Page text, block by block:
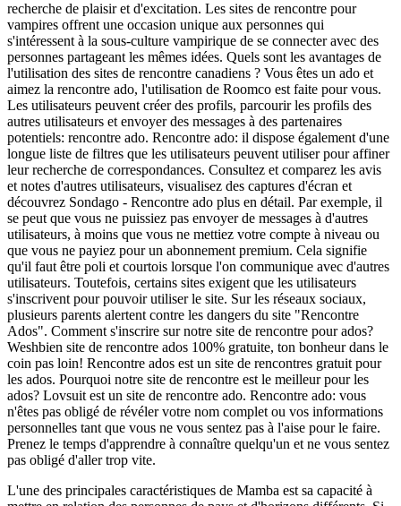
recherche de plaisir et d'excitation. Les sites de rencontre pour
vampires offrent une occasion unique aux personnes qui
s'intéressent à la sous-culture vampirique de se connecter avec des
personnes partageant les mêmes idées. Quels sont les avantages de
l'utilisation des sites de rencontre canadiens ? Vous êtes un ado et
aimez la rencontre ado, l'utilisation de Roomco est faite pour vous.
Les utilisateurs peuvent créer des profils, parcourir les profils des
autres utilisateurs et envoyer des messages à des partenaires
potentiels: rencontre ado. Rencontre ado: il dispose également d'une
longue liste de filtres que les utilisateurs peuvent utiliser pour affiner
leur recherche de correspondances. Consultez et comparez les avis
et notes d'autres utilisateurs, visualisez des captures d'écran et
découvrez Sondago - Rencontre ado plus en détail. Par exemple, il
se peut que vous ne puissiez pas envoyer de messages à d'autres
utilisateurs, à moins que vous ne mettiez votre compte à niveau ou
que vous ne payiez pour un abonnement premium. Cela signifie
qu'il faut être poli et courtois lorsque l'on communique avec d'autres
utilisateurs. Toutefois, certains sites exigent que les utilisateurs
s'inscrivent pour pouvoir utiliser le site. Sur les réseaux sociaux,
plusieurs parents alertent contre les dangers du site "Rencontre
Ados". Comment s'inscrire sur notre site de rencontre pour ados?
Weshbien site de rencontre ados 100% gratuite, ton bonheur dans le
coin pas loin! Rencontre ados est un site de rencontres gratuit pour
les ados. Pourquoi notre site de rencontre est le meilleur pour les
ados? Lovsuit est un site de rencontre ado. Rencontre ado: vous
n'êtes pas obligé de révéler votre nom complet ou vos informations
personnelles tant que vous ne vous sentez pas à l'aise pour le faire.
Prenez le temps d'apprendre à connaître quelqu'un et ne vous sentez
pas obligé d'aller trop vite.
L'une des principales caractéristiques de Mamba est sa capacité à